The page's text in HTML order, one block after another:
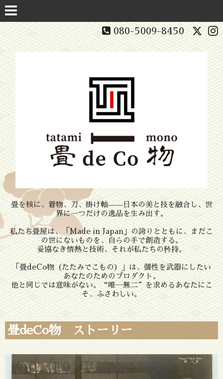
080-5009-8450
畳を核に、着物、刀、掛け軸——日本の美と技を融合し、世
界に一つだけの逸品を生み出す。
私たち畳屋は、「Made in Japan」の誇りとともに、まだこ
の世にないものを、自らの手で創造する。
妥協なき情熱と技術、それが私たちの矜持。
「畳deCo物（たたみでこもの）」は、個性を武器にしたい
あなたのためのプロダクト。
他と同じでは意味がない。“唯一無二”を求めるあなたにこ
そ、ふさわしい。
畳deCo物 ストーリー